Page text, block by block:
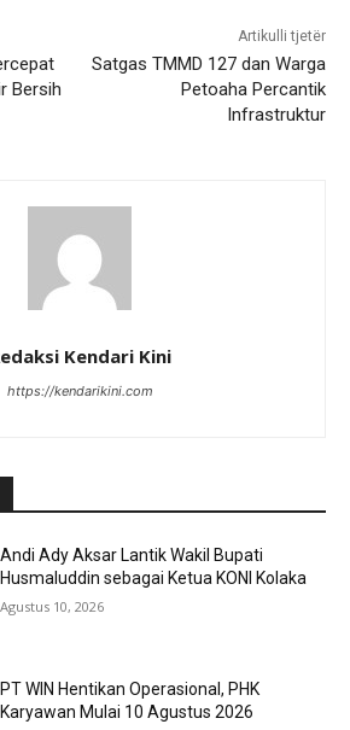
Bersih
Artikulli tjetër
Satgas TMMD 127 dan Warga
Petoaha Percantik
Infrastruktur
Kendari Kini
https://kendarikini.com
Andi Ady Aksar Lantik Wakil Bupati
Husmaluddin sebagai Ketua KONI Kolaka
Agustus 10, 2026
PT WIN Hentikan Operasional, PHK
Karyawan Mulai 10 Agustus 2026